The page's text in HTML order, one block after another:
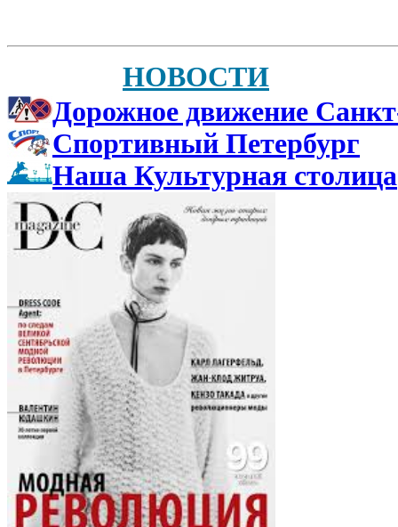
НОВОСТИ
Дорожное движение
Спортивный Петербург
Наша Культурная столица